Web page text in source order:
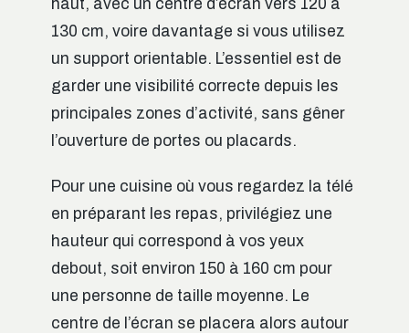
haut, avec un centre d’écran vers 120 à
130 cm, voire davantage si vous utilisez
un support orientable. L’essentiel est de
garder une visibilité correcte depuis les
principales zones d’activité, sans gêner
l’ouverture de portes ou placards.
Pour une cuisine où vous regardez la télé
en préparant les repas, privilégiez une
hauteur qui correspond à vos yeux
debout, soit environ 150 à 160 cm pour
une personne de taille moyenne. Le
centre de l’écran se placera alors autour